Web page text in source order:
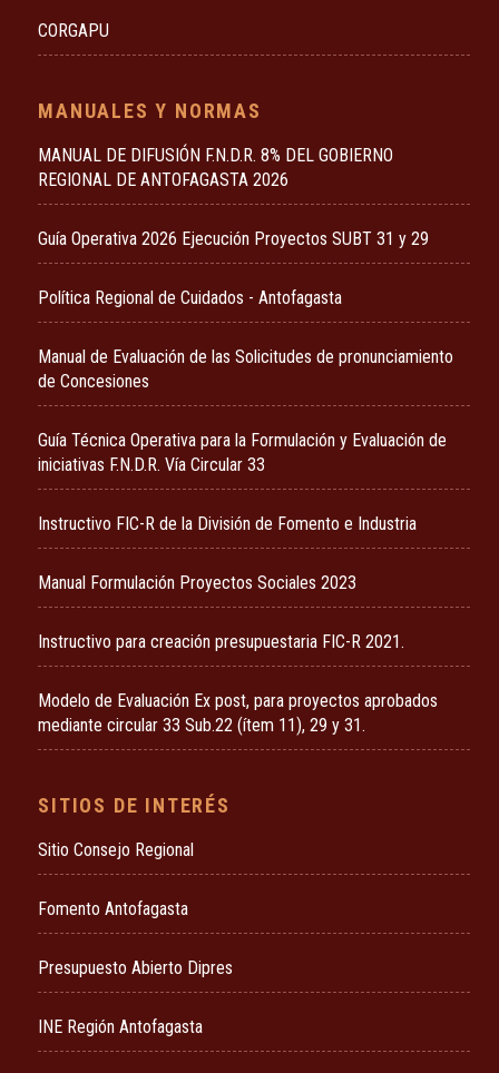
CORGAPU
MANUALES Y NORMAS
MANUAL DE DIFUSIÓN F.N.D.R. 8% DEL GOBIERNO
REGIONAL DE ANTOFAGASTA 2026
Guía Operativa 2026 Ejecución Proyectos SUBT 31 y 29
Política Regional de Cuidados - Antofagasta
Manual de Evaluación de las Solicitudes de pronunciamiento
de Concesiones
Guía Técnica Operativa para la Formulación y Evaluación de
iniciativas F.N.D.R. Vía Circular 33
Instructivo FIC-R de la División de Fomento e Industria
Manual Formulación Proyectos Sociales 2023
Instructivo para creación presupuestaria FIC-R 2021.
Modelo de Evaluación Ex post, para proyectos aprobados
mediante circular 33 Sub.22 (ítem 11), 29 y 31.
SITIOS DE INTERÉS
Sitio Consejo Regional
Fomento Antofagasta
Presupuesto Abierto Dipres
INE Región Antofagasta